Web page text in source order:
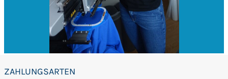
ZAHLUNGSARTEN